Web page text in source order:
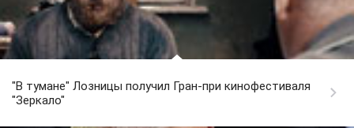
"В тумане" Лозницы получил Гран-при кинофестиваля
"Зеркало"